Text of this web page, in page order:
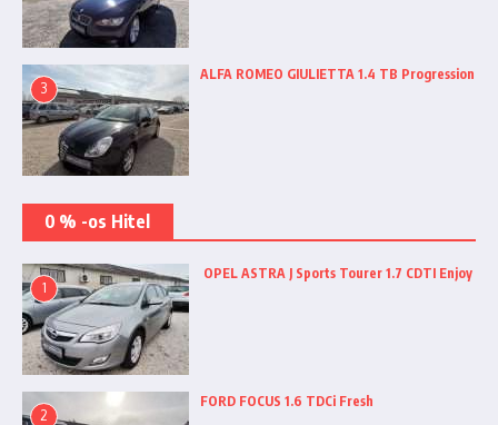
3
ALFA ROMEO GIULIETTA 1.4 TB Progression
0 % -os Hitel
1
OPEL ASTRA J Sports Tourer 1.7 CDTI Enjoy
2
FORD FOCUS 1.6 TDCi Fresh